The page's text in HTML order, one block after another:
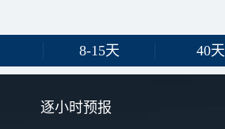
8-15天 40天
逐小时预报